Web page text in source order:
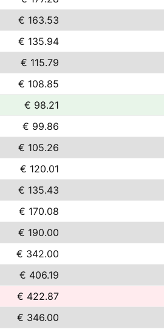
€ 163.53
€ 135.94
€ 115.79
€ 108.85
€ 98.21
€ 99.86
€ 105.26
€ 120.01
€ 135.43
€ 170.08
€ 190.00
€ 342.00
€ 406.19
€ 422.87
€ 346.00